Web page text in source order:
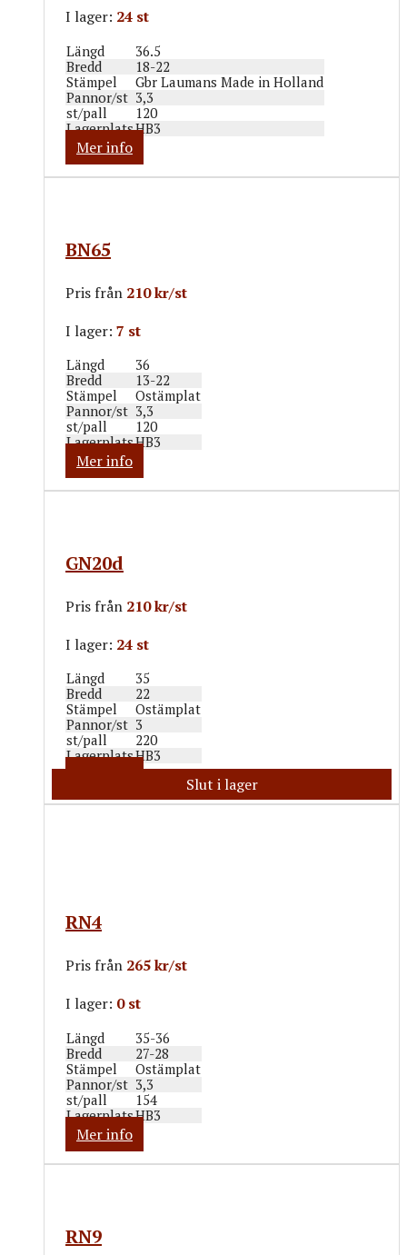
I lager: 24 st
Längd
36.5
Bredd
18-22
Stämpel
Gbr Laumans Made in Holland
Pannor/st 3,3
st/pall
120
LagerplatsHB3
Mer info
BN65
Pris från 210 kr/st
I lager: 7 st
Längd
36
Bredd
13-22
Stämpel
Ostämplat
Pannor/st 3,3
st/pall
120
LagerplatsHB3
Mer info
GN20d
Pris från 210 kr/st
I lager: 24 st
Längd
35
Bredd
22
Stämpel
Ostämplat
Pannor/st 3
st/pall
220
LagerplatsHB3
Slut i lager
RN4
Pris från 265 kr/st
I lager: 0 st
Längd
35-36
Bredd
27-28
Stämpel
Ostämplat
Pannor/st 3,3
st/pall
154
LagerplatsHB3
Mer info
RN9